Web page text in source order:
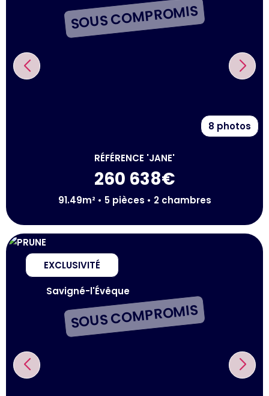
SOUS COMPROMIS
8 photos
RÉFÉRENCE 'JANE'
260 638€
91.49m² • 5 pièces • 2 chambres
SOUS COMPROMIS
EXCLUSIVITÉ
Savigné-l'Évêque